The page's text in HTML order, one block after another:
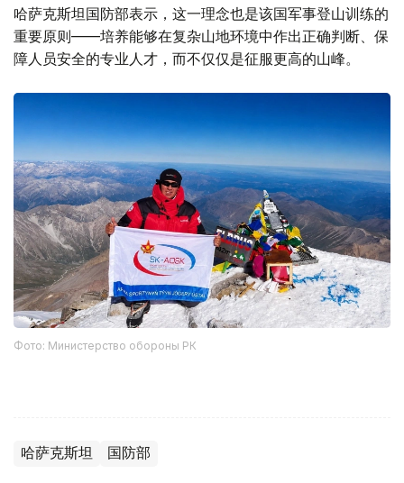
哈萨克斯坦国防部表示，这一理念也是该国军事登山训练的
重要原则——培养能够在复杂山地环境中作出正确判断、保
障人员安全的专业人才，而不仅仅是征服更高的山峰。
Фото: Министерство обороны РК
哈萨克斯坦 国防部